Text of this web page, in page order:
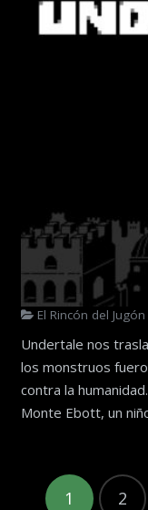
El Rincón del Jugón
Undertale nos
los monstruos
contra la
Monte Ebott, un
1 2